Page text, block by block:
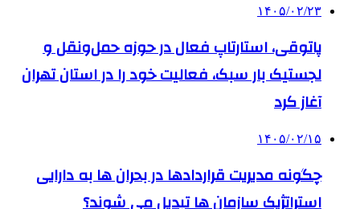
۱۴۰۵/۰۲/۲۳
پاتوقی، استارتاپ فعال در حوزه حمل‌ونقل و
لجستیک بار سبک، فعالیت خود را در استان تهران
آغاز کرد
۱۴۰۵/۰۲/۱۵
چگونه مدیریت قراردادها در بحران ها به دارایی
استراتژیک سازمان ها تبدیل می شوند؟